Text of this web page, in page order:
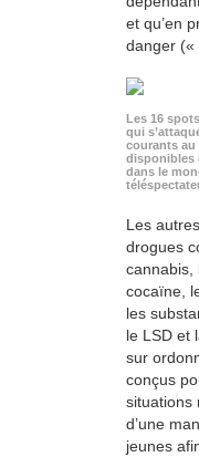
et qu’en
danger («
Les 16
qui
courants au
disponibles
dans le
Les
drogues
cannabis,
cocaïne,
les
le LSD et
sur
conçus
situations
d’une
jeunes